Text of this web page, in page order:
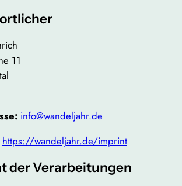
11
info@wandeljahr.de
https://wandeljahr.de/imprint
der Verarbeitungen